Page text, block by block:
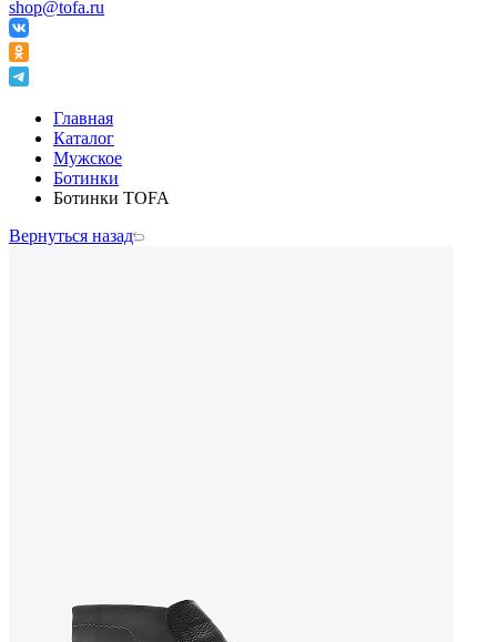
shop@tofa.ru
Главная
Каталог
Мужское
Ботинки
Ботинки TOFA
Вернуться назад